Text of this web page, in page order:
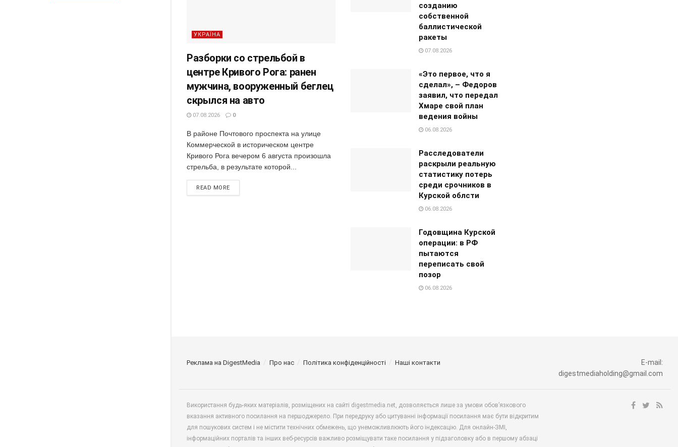
УКРАЇНА
Разборки со стрельбой в
центре Кривого Рога: ранен
мужчина, вооруженный беглец
скрылся на авто
07.08.2026 0
В районе Почтового проспекта на улице
Коммерческой в историческом центре
Кривого Рога вечером 6 августа произошла
стрельба, в результате которой...
READ MORE
созданию
собственной
баллистической
ракеты
07.08.2026
«Это первое, что я
сделал», – Федоров
заявил, что передал
Хмаре свой план
ведения войны
06.08.2026
Расследователи
раскрыли реальную
статистику потерь
среди срочников в
Курской облсти
06.08.2026
Годовщина Курской
операции: в РФ
пытаются
переписать свой
позор
06.08.2026
Реклама на DigestMedia Про нас Політика конфіденційності Наші контакти
E-mail:
digestmediaholding@gmail.com
Використання будь-яких матеріалів, розміщених на сайті digestmedia.net, дозволяється лише за умови обов’язкового
вказання активного посилання на першоджерело. При передруку або цитуванні інформації посилання має бути відкритим
для пошукових систем і не містити технічних обмежень, що унеможливлюють його індексацію. Для онлайн-ЗМІ,
інформаційних порталів та інших веб-ресурсів важливо розміщувати таке посилання у підзаголовку або в першому абзаці